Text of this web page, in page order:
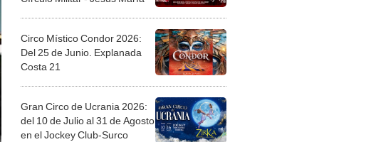
Circo Místico Condor 2026:
Del 25 de Junio. Explanada
Costa 21
Gran Circo de Ucrania 2026:
del 10 de Julio al 31 de Agosto
en el Jockey Club-Surco